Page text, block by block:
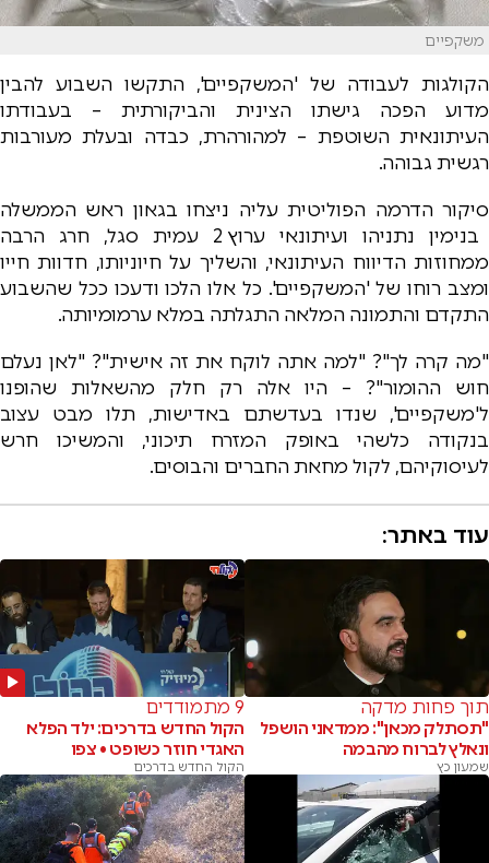
משקפיים
הקולגות לעבודה של 'המשקפיים', התקשו השבוע להבין
מדוע הפכה גישתו הצינית והביקורתית – בעבודתו
העיתונאית השוטפת – למהורהרת, כבדה ובעלת מעורבות
רגשית גבוהה.
סיקור הדרמה הפוליטית עליה ניצחו בגאון ראש הממשלה
בנימין נתניהו ועיתונאי ערוץ 2 עמית סגל, חרג הרבה
ממחוזות הדיווח העיתונאי, והשליך על חיוניותו, חדוות חייו
ומצב רוחו של 'המשקפיים'. כל אלו הלכו ודעכו ככל שהשבוע
התקדם והתמונה המלאה התגלתה במלא ערמומיותה.
"מה קרה לך"? "למה אתה לוקח את זה אישית"? "לאן נעלם
חוש ההומור"? – היו אלה רק חלק מהשאלות שהופנו
ל'משקפיים', שנדו בעדשתם באדישות, תלו מבט עצוב
בנקודה כלשהי באופק המזרח תיכוני, והמשיכו חרש
לעיסוקיהם, לקול מחאת החברים והבוסים.
עוד באתר:
תוך פחות מדקה
"תסתלק מכאן": ממדאני הושפל
ונאלץ לברוח מהבמה
שמעון כץ
9 מתמודדים
הקול החדש בדרכים: ילד הפלא
האגדי חוזר כשופט • צפו
הקול החדש בדרכים